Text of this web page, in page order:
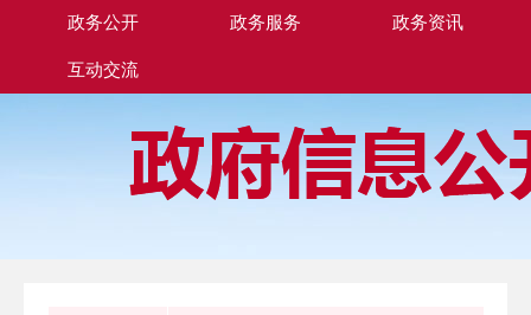
政务公开 政务服务 政务资讯
互动交流